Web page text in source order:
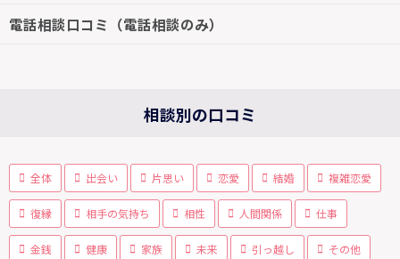
電話相談口コミ（電話相談のみ）
相談別の口コミ
全体 出会い 片思い 恋愛 結婚 複雑恋愛
復縁 相手の気持ち 相性 人間関係 仕事
金銭 健康 家族 未来 引っ越し その他